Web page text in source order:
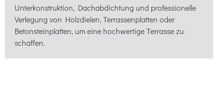
Unterkonstruktion, Dachabdichtung und professionelle
Verlegung von Holzdielen, Terrassenplatten oder
Betonsteinplatten, um eine hochwertige Terrasse zu
schaffen.